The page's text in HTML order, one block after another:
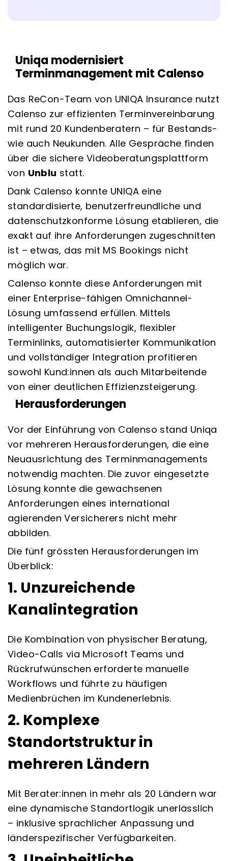
Uniqa modernisiert
Terminmanagement mit Calenso
Das ReCon-Team von UNIQA Insurance nutzt
Calenso zur effizienten Terminvereinbarung
mit rund 20 Kundenberatern – für Bestands-
wie auch Neukunden. Alle Gespräche finden
über die sichere Videoberatungsplattform
von Unblu statt.
Dank Calenso konnte UNIQA eine
standardisierte, benutzerfreundliche und
datenschutzkonforme Lösung etablieren, die
exakt auf ihre Anforderungen zugeschnitten
ist – etwas, das mit MS Bookings nicht
möglich war.
Calenso konnte diese Anforderungen mit
einer Enterprise-fähigen Omnichannel-
Lösung umfassend erfüllen. Mittels
intelligenter Buchungslogik, flexibler
Terminlinks, automatisierter Kommunikation
und vollständiger Integration profitieren
sowohl Kund:innen als auch Mitarbeitende
von einer deutlichen Effizienzsteigerung.
Herausforderungen
Vor der Einführung von Calenso stand Uniqa
vor mehreren Herausforderungen, die eine
Neuausrichtung des Terminmanagements
notwendig machten. Die zuvor eingesetzte
Lösung konnte die gewachsenen
Anforderungen eines international
agierenden Versicherers nicht mehr
abbilden.
Die fünf grössten Herausforderungen im
Überblick:
1. Unzureichende
Kanalintegration
Die Kombination von physischer Beratung,
Video-Calls via Microsoft Teams und
Rückrufwünschen erforderte manuelle
Workflows und führte zu häufigen
Medienbrüchen im Kundenerlebnis.
2. Komplexe
Standortstruktur in
mehreren Ländern
Mit Berater:innen in mehr als 20 Ländern war
eine dynamische Standortlogik unerlässlich
– inklusive sprachlicher Anpassung und
länderspezifischer Verfügbarkeiten.